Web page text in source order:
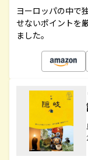
ヨーロッパの中で
せないポイントを
ました。